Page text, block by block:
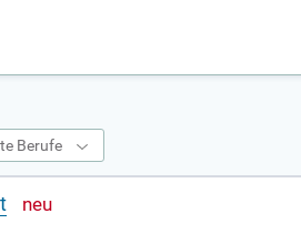
Berufe